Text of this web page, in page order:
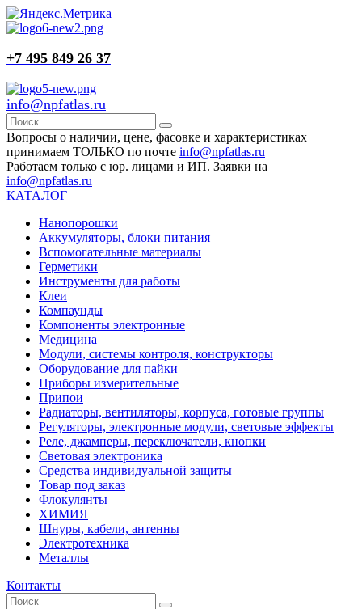
+7 495 849 26 37
info@npfatlas.ru
Вопросы о наличии, цене, фасовке и характеристиках
принимаем ТОЛЬКО по почте info@npfatlas.ru
Работаем только с юр. лицами и ИП. Заявки на
info@npfatlas.ru
КАТАЛОГ
Нанопорошки
Аккумуляторы, блоки питания
Вспомогательные материалы
Герметики
Инструменты для работы
Клеи
Компаунды
Компоненты электронные
Медицина
Модули, системы контроля, конструкторы
Оборудование для пайки
Приборы измерительные
Припои
Радиаторы, вентиляторы, корпуса, готовые группы
Регуляторы, электронные модули, световые эффекты
Реле, джамперы, переключатели, кнопки
Световая электроника
Средства индивидуальной защиты
Товар под заказ
Флокулянты
ХИМИЯ
Шнуры, кабели, антенны
Электротехника
Металлы
Контакты